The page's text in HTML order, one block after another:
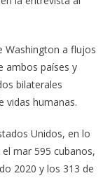
Washington a flujos
ambos países y
bilaterales
vidas humanas.
Unidos, en lo
mar 595 cubanos,
2020 y los 313 de